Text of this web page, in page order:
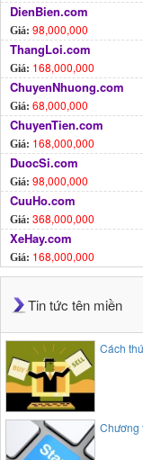
DienBien.com
Giá: 98,000,000
ThangLoi.com
Giá: 168,000,000
ChuyenNhuong.com
Giá: 68,000,000
ChuyenTien.com
Giá: 168,000,000
DuocSi.com
Giá: 98,000,000
CuuHo.com
Giá: 368,000,000
XeHay.com
Giá: 168,000,000
Tin tức tên miền
Cách
Chương